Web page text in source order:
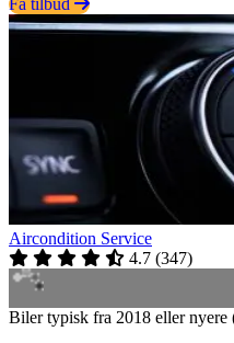
Aircondition Service
4.7 (347)
Biler typisk fra 2018 eller